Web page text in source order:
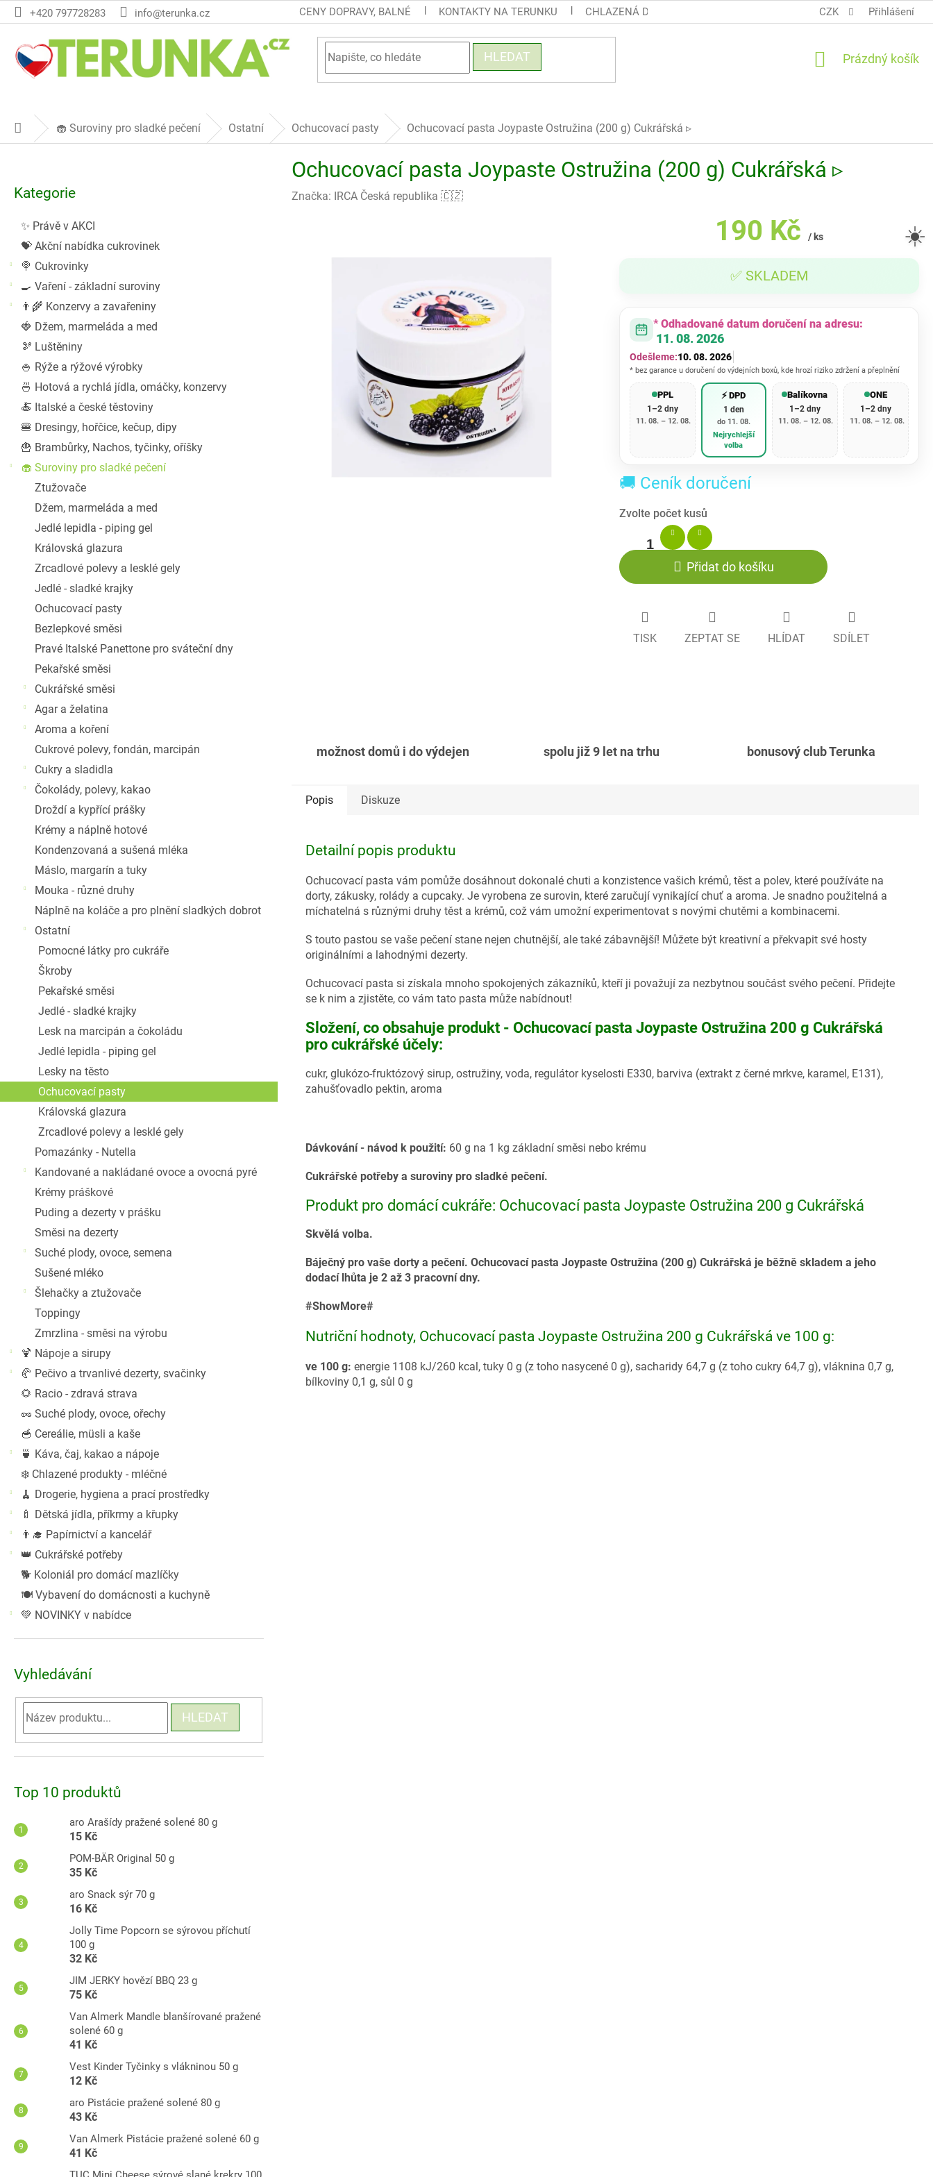
Přejít
na
+420 797728283 info@terunka.cz CENY DOPRAVY, BALNÉ KONTAKTY NA TERUNKU CHLAZENÁ DOPRAVA COOL BALÍK OBCHODNÍ PODMÍNKY TERUNKY
CZK Přihlášení
HLEDAT
NÁKUPNÍ
Prázdný košík
Domů 🧁 Suroviny pro sladké pečení Ostatní Ochucovací pasty Ochucovací pasta Joypaste Ostružina (200 g) Cukrářská ▹
kategorie
Kategorie
✨ Právě v AKCI
💝 Akční nabídka cukrovinek
🍭 Cukrovinky
🍳 Vaření - základní suroviny
👨‍🌾 Konzervy a zavařeniny
🍓 Džem, marmeláda a med
🫘 Luštěniny
🍚 Rýže a rýžové výrobky
🍜 Hotová a rychlá jídla, omáčky, konzervy
🍝 Italské a české těstoviny
🍔 Dresingy, hořčice, kečup, dipy
🍟 Brambůrky, Nachos, tyčinky, oříšky
🧁 Suroviny pro sladké pečení
Ztužovače
Džem, marmeláda a med
Jedlé lepidla - piping gel
Královská glazura
Zrcadlové polevy a lesklé gely
Jedlé - sladké krajky
Ochucovací pasty
Bezlepkové směsi
Pravé Italské Panettone pro sváteční dny
Pekařské směsi
Cukrářské směsi
Agar a želatina
Aroma a koření
Cukrové polevy, fondán, marcipán
Cukry a sladidla
Čokolády, polevy, kakao
Droždí a kypřící prášky
Krémy a náplně hotové
Kondenzovaná a sušená mléka
Máslo, margarín a tuky
Mouka - různé druhy
Náplně na koláče a pro plnění sladkých dobrot
Ostatní
Pomocné látky pro cukráře
Škroby
Pekařské směsi
Jedlé - sladké krajky
Lesk na marcipán a čokoládu
Jedlé lepidla - piping gel
Lesky na těsto
Ochucovací pasty
Královská glazura
Zrcadlové polevy a lesklé gely
Pomazánky - Nutella
Kandované a nakládané ovoce a ovocná pyré
Krémy práškové
Puding a dezerty v prášku
Směsi na dezerty
Suché plody, ovoce, semena
Sušené mléko
Šlehačky a ztužovače
Toppingy
Zmrzlina - směsi na výrobu
🍹 Nápoje a sirupy
🥐 Pečivo a trvanlivé dezerty, svačinky
🌻 Racio - zdravá strava
🥜 Suché plody, ovoce, ořechy
🥣 Cereálie, müsli a kaše
🍵 Káva, čaj, kakao a nápoje
❄️ Chlazené produkty - mléčné
🧹 Drogerie, hygiena a prací prostředky
🍼 Dětská jídla, příkrmy a křupky
👨‍🎓 Papírnictví a kancelář
👑 Cukrářské potřeby
🐕 Koloniál pro domácí mazlíčky
🍽️ Vybavení do domácnosti a kuchyně
💚 NOVINKY v nabídce
Vyhledávání
HLEDAT
Top 10 produktů
aro Arašídy pražené solené 80 g
15 Kč
POM-BÄR Original 50 g
35 Kč
aro Snack sýr 70 g
16 Kč
Jolly Time Popcorn se sýrovou příchutí
100 g
32 Kč
JIM JERKY hovězí BBQ 23 g
75 Kč
Van Almerk Mandle blanšírované pražené
solené 60 g
41 Kč
Vest Kinder Tyčinky s vlákninou 50 g
12 Kč
aro Pistácie pražené solené 80 g
43 Kč
Van Almerk Pistácie pražené solené 60 g
41 Kč
Ochucovací pasta Joypaste Ostružina (200 g) Cukrářská ▹
Značka: IRCA Česká republika 🇨🇿
190 Kč / ks
Měrná
✅ SKLADEM
☀️
* Odhadované datum doručení na adresu:
11. 08. 2026
Odešleme:10. 08. 2026
* bez garance u doručení do výdejních boxů, kde hrozí riziko zdržení a přeplnění
PPL
1–2 dny
11. 08. – 12. 08.
⚡ DPD
1 den
do 11. 08.
Nejrychlejší
volba
Balíkovna
1–2 dny
11. 08. – 12. 08.
ONE
1–2 dny
11. 08. – 12. 08.
🚚 Ceník doručení
Přidat do košíku
TISK ZEPTAT SE HLÍDAT SDÍLET
možnost domů i do výdejen spolu již 9 let na trhu bonusový club Terunka
Popis Diskuze
Detailní popis produktu
Ochucovací pasta vám pomůže dosáhnout dokonalé chuti a konzistence vašich krémů, těst a polev, které používáte na
dorty, zákusky, rolády a cupcaky. Je vyrobena ze surovin, které zaručují vynikající chuť a aroma. Je snadno použitelná a
míchatelná s různými druhy těst a krémů, což vám umožní experimentovat s novými chutěmi a kombinacemi.
S touto pastou se vaše pečení stane nejen chutnější, ale také zábavnější! Můžete být kreativní a překvapit své hosty
originálními a lahodnými dezerty.
Ochucovací pasta si získala mnoho spokojených zákazníků, kteří ji považují za nezbytnou součást svého pečení. Přidejte
se k nim a zjistěte, co vám tato pasta může nabídnout!
Složení, co obsahuje produkt - Ochucovací pasta Joypaste Ostružina 200 g Cukrářská
pro cukrářské účely:
cukr, glukózo-fruktózový sirup, ostružiny, voda, regulátor kyselosti E330, barviva (extrakt z černé mrkve, karamel, E131),
zahušťovadlo pektin, aroma
Dávkování - návod k použití: 60 g na 1 kg základní směsi nebo krému
Cukrářské potřeby a suroviny pro sladké pečení.
Produkt pro domácí cukráře: Ochucovací pasta Joypaste Ostružina 200 g Cukrářská
Skvělá volba.
Báječný pro vaše dorty a pečení. Ochucovací pasta Joypaste Ostružina (200 g) Cukrářská je běžně skladem a jeho
dodací lhůta je 2 až 3 pracovní dny.
#ShowMore#
Nutriční hodnoty, Ochucovací pasta Joypaste Ostružina 200 g Cukrářská ve 100 g:
ve 100 g: energie 1108 kJ/260 kcal, tuky 0 g (z toho nasycené 0 g), sacharidy 64,7 g (z toho cukry 64,7 g), vláknina 0,7 g,
bílkoviny 0,1 g, sůl 0 g